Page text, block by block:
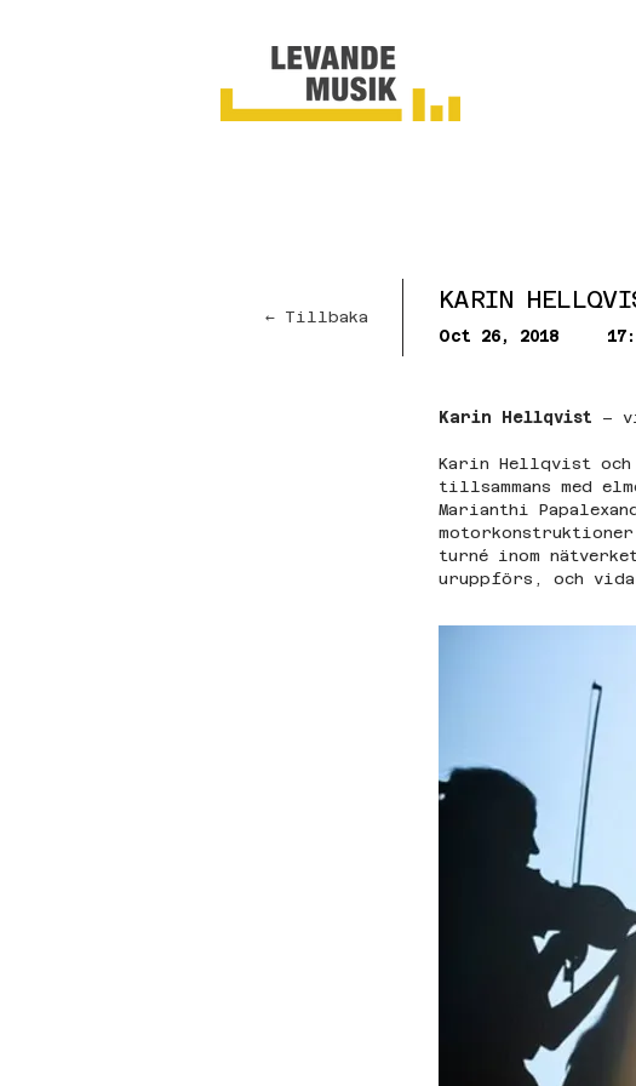
← Tillbaka
KARIN
Oct 26, 2018
Karin Hellqvist –
Karin Hellqvist
tillsammans med
Marianthi
turné inom
uruppförs, och